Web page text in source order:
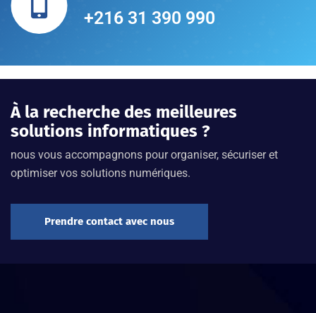
+216 31 390 990
À la recherche des meilleures
solutions informatiques ?
nous vous accompagnons pour organiser, sécuriser et
optimiser vos solutions numériques.
Prendre contact avec nous